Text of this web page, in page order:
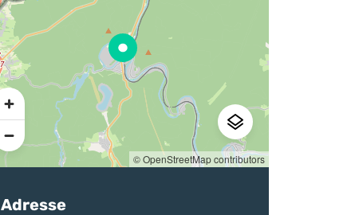
sur la destination
Ardenne
d’un homicide
devenu monument
Pratique
chineurs
© OpenStreetMap contributors
Adresse